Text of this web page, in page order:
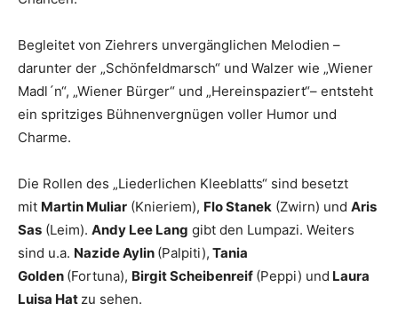
Begleitet von Ziehrers unvergänglichen Melodien –
darunter der „Schönfeldmarsch“ und Walzer wie „Wiener
Madl´n“, „Wiener Bürger“ und „Hereinspaziert“– entsteht
ein spritziges Bühnenvergnügen voller Humor und
Charme.
Die Rollen des „Liederlichen Kleeblatts“ sind besetzt
mit Martin Muliar (Knieriem), Flo Stanek (Zwirn) und Aris
Sas (Leim). Andy Lee Lang gibt den Lumpazi. Weiters
sind u.a. Nazide Aylin (Palpiti), Tania
Golden (Fortuna), Birgit Scheibenreif (Peppi) und Laura
Luisa Hat zu sehen.